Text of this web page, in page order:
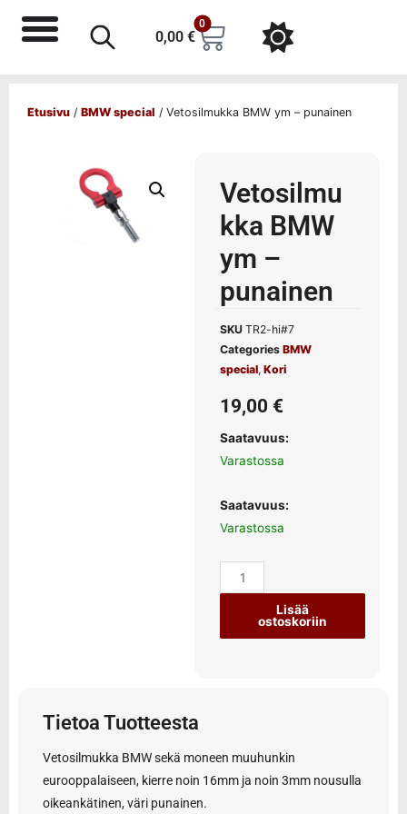
0,00 €
0
Etusivu / BMW special / Vetosilmukka BMW ym – punainen
Vetosilmu
kka BMW
ym –
punainen
SKU TR2-hi#7
Categories BMW
special, Kori
19,00 €
Saatavuus:
Varastossa
Saatavuus:
Varastossa
Lisää
ostoskoriin
Tietoa Tuotteesta
Vetosilmukka BMW sekä moneen muuhunkin
eurooppalaiseen, kierre noin 16mm ja noin 3mm nousulla
oikeankätinen, väri punainen.